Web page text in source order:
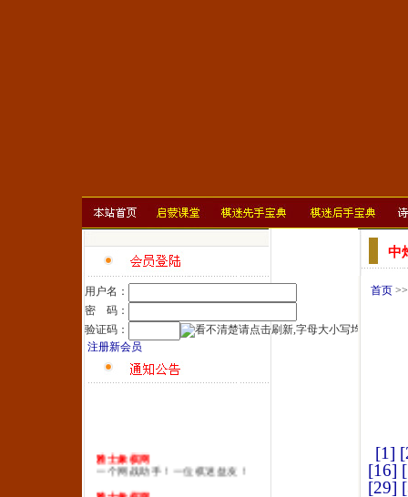
用户名：
密 码：
验证码：
注册新会员
雅士象棋网
一个网战助手！一位棋迷益友！
中
首页
[1]
[16]
[29]